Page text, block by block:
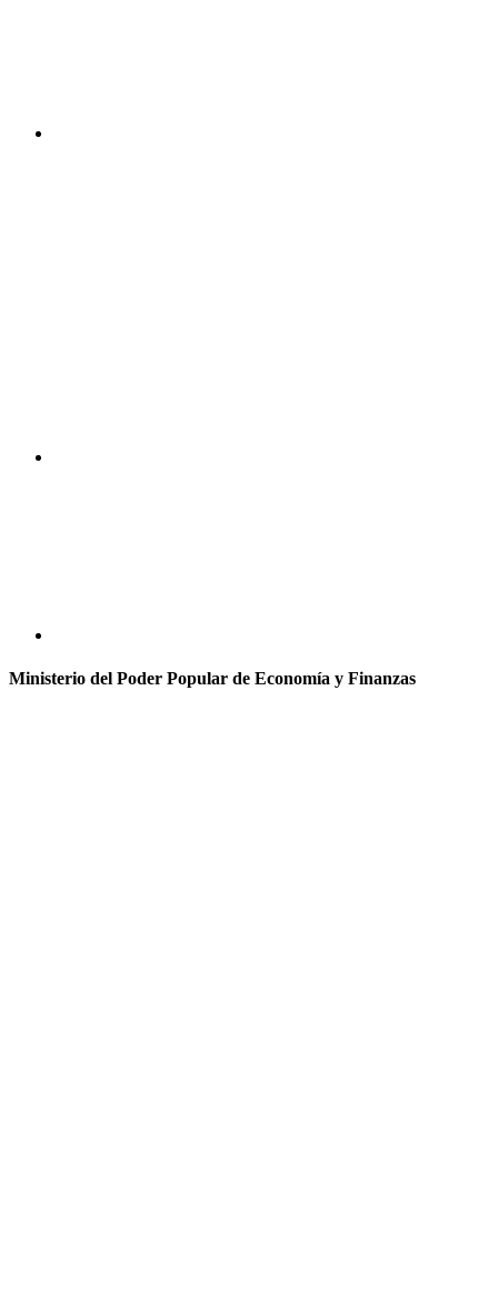
Ministerio del Poder Popular de Economía y Finanzas